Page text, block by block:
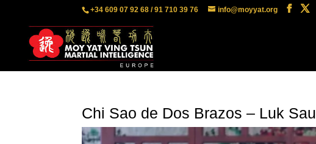
+34 609 07 92 68 / 91 710 39 76 info@moyyat.org
Chi Sao de Dos Brazos – Luk Sau